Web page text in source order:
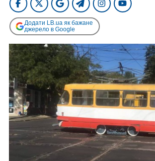
Додати LB.ua як бажане
джерело в Google